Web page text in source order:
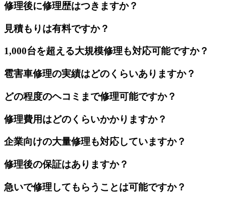
修理後に修理歴はつきますか？
見積もりは有料ですか？
1,000台を超える大規模修理も対応可能ですか？
雹害車修理の実績はどのくらいありますか？
どの程度のヘコミまで修理可能ですか？
修理費用はどのくらいかかりますか？
企業向けの大量修理も対応していますか？
修理後の保証はありますか？
急いで修理してもらうことは可能ですか？